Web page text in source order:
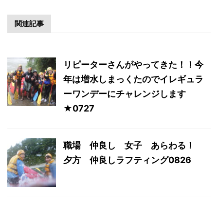
関連記事
リピーターさんがやってきた！！今
年は増水しまっくたのでイレギュラ
ーワンデーにチャレンジします
★0727
職場 仲良し 女子 あらわる！
夕方 仲良しラフティング0826